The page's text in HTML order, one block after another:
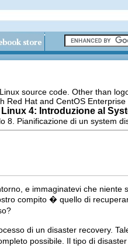
source code. Other than
Red Hat and CentOS Enterprise
4: Introduzione al
8. Pianificazione di un system
e immaginatevi che
compito � quello di
di un disaster recovery.
possibile. Il tipo di